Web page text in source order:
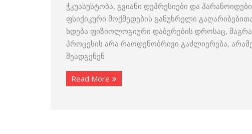
ჭკუასუსტობა, გვიანი დეპრესიები და
ფსიქიკური მოქმედების განუხრელი
ხდება ფიზიოლოგიური დაბერების დროსაც,
პროცესის არა რაოდენობრივი გაძლიერება,
შეადგენენ
Read More